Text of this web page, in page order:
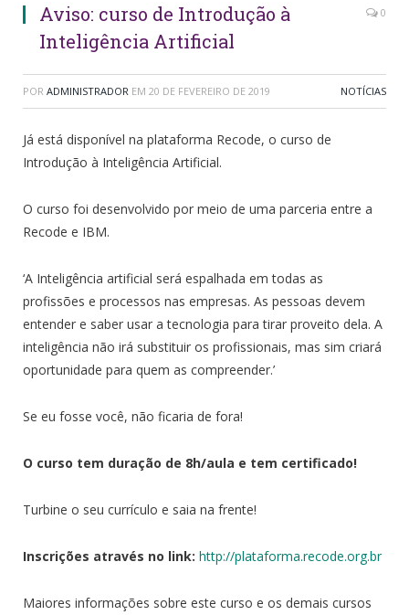
Aviso: curso de Introdução à
Inteligência Artificial
0
POR ADMINISTRADOR EM 20 DE FEVEREIRO DE 2019 NOTÍCIAS
Já está disponível na plataforma Recode, o curso de
Introdução à Inteligência Artificial.
O curso foi desenvolvido por meio de uma parceria entre a
Recode e IBM.
‘A Inteligência artificial será espalhada em todas as
profissões e processos nas empresas. As pessoas devem
entender e saber usar a tecnologia para tirar proveito dela. A
inteligência não irá substituir os profissionais, mas sim criará
oportunidade para quem as compreender.’
Se eu fosse você, não ficaria de fora!
O curso tem duração de 8h/aula e tem certificado!
Turbine o seu currículo e saia na frente!
Inscrições através no link: http://plataforma.recode.org.br
Maiores informações sobre este curso e os demais cursos